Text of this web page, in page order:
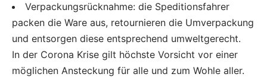
Verpackungsrücknahme: die Speditionsfahrer
packen die Ware aus, retournieren die Umverpackung
und entsorgen diese entsprechend umweltgerecht.
In der Corona Krise gilt höchste Vorsicht vor einer
möglichen Ansteckung für alle und zum Wohle aller.